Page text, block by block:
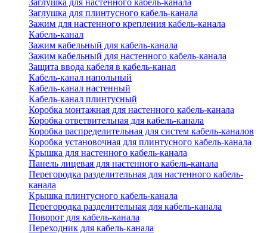
Заглушка для настенного кабель-канала
Заглушка для плинтусного кабель-канала
Зажим для настенного крепления кабель-канала
Кабель-канал
Зажим кабельный для кабель-канала
Зажим кабельный для настенного кабель-канала
Защита ввода кабеля в кабель-канал
Кабель-канал напольный
Кабель-канал настенный
Кабель-канал плинтусный
Коробка монтажная для настенного кабель-канала
Коробка ответвительная для кабель-канала
Коробка распределительная для систем кабель-каналов
Коробка установочная для плинтусного кабель-канала
Крышка для настенного кабель-канала
Панель лицевая для настенного кабель-канала
Перегородка разделительная для настенного кабель-
канала
Крышка плинтусного кабель-канала
Перегородка разделительная для кабель-канала
Поворот для кабель-канала
Переходник для кабель-канала